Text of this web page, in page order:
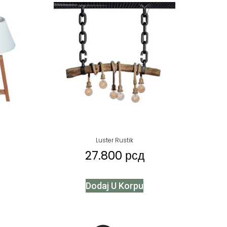
Luster Rustik
27.800 рсд
Dodaj U Korpu